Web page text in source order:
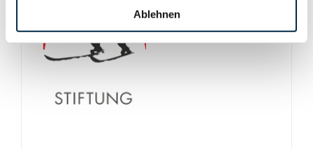
Ablehnen